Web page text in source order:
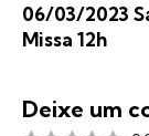
06/03/2023
Missa 12h
Deixe um